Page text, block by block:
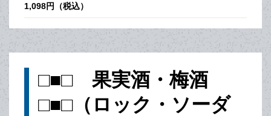
1,098円（税込）
□■□ 果実酒・梅酒
□■□（ロック・ソーダ